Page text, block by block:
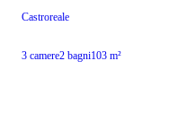
Castroreale
3 camere2 bagni103 m²